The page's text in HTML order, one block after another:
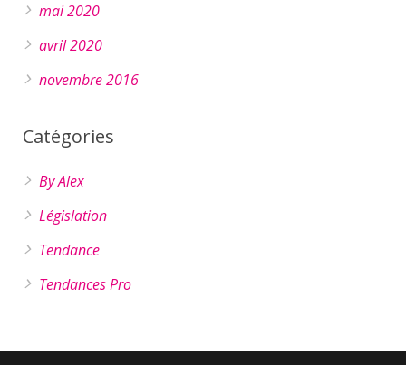
mai 2020
avril 2020
novembre 2016
Catégories
By Alex
Législation
Tendance
Tendances Pro